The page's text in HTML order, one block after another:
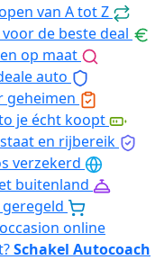
van A tot Z
de beste deal
op maat
auto
geheimen
je écht koopt
en rijbereik
verzekerd
buitenland
online
Schakel Autocoach